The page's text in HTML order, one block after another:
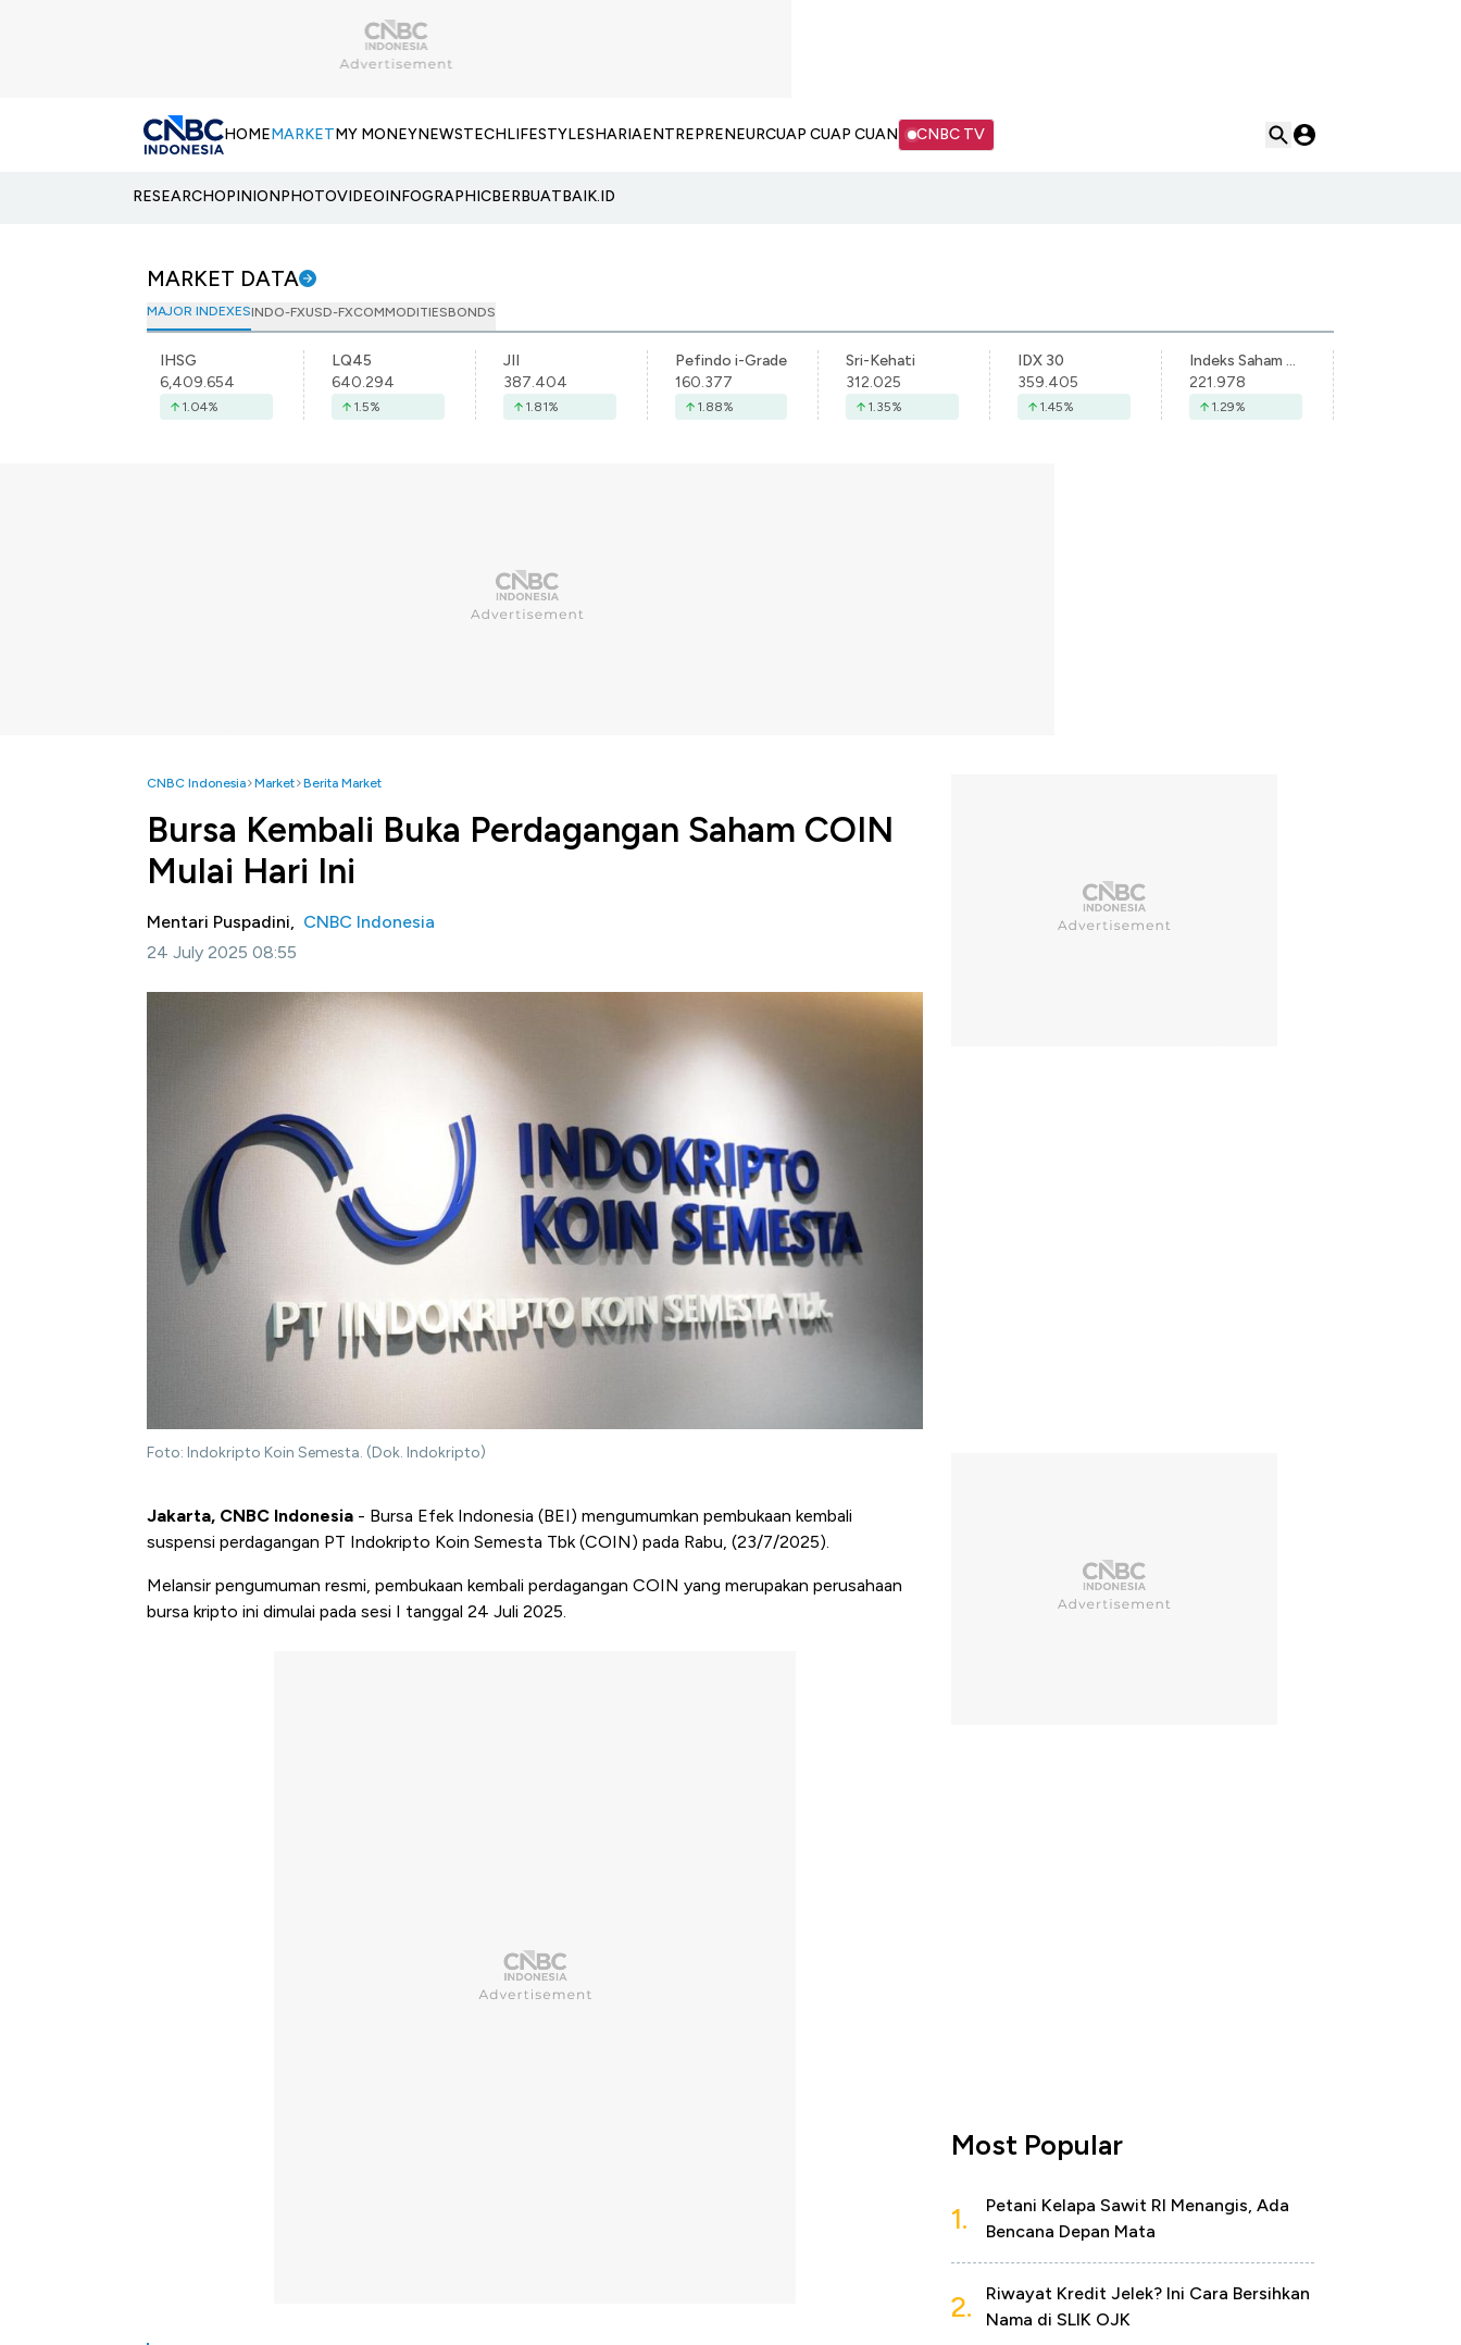
HOMEMARKETMY MONEYNEWSTECHLIFESTYLESHARIAENTREPRENEURCUAP CUAP CUAN CNBC TV
RESEARCHOPINIONPHOTOVIDEOINFOGRAPHICBERBUATBAIK.ID
MARKET DATA
MAJOR INDEXESINDO-FXUSD-FXCOMMODITIESBONDS
IHSG
6,409.654
1.04%
LQ45
640.294
1.5%
JII
387.404
1.81%
Pefindo i-Grade
160.377
1.88%
Sri-Kehati
312.025
1.35%
IDX 30
359.405
1.45%
Indeks Saham Syariah Indonesia
221.978
1.29%
CNBC Indonesia Market Berita Market
Bursa Kembali Buka Perdagangan Saham COIN
Mulai Hari Ini
Mentari Puspadini, CNBC Indonesia
24 July 2025 08:55
Foto: Indokripto Koin Semesta. (Dok. Indokripto)
Jakarta, CNBC Indonesia - Bursa Efek Indonesia (BEI) mengumumkan pembukaan kembali
suspensi perdagangan PT Indokripto Koin Semesta Tbk (COIN) pada Rabu, (23/7/2025).
Melansir pengumuman resmi, pembukaan kembali perdagangan COIN yang merupakan perusahaan
bursa kripto ini dimulai pada sesi I tanggal 24 Juli 2025.
Most Popular
1.
Petani Kelapa Sawit RI Menangis, Ada
Bencana Depan Mata
2.
Riwayat Kredit Jelek? Ini Cara Bersihkan
Nama di SLIK OJK